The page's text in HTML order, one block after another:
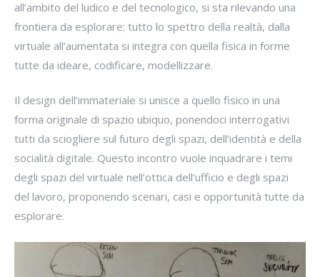
all’ambito del ludico e del tecnologico, si sta rilevando una
frontiera da esplorare: tutto lo spettro della realtà, dalla
virtuale all’aumentata si integra con quella fisica in forme
tutte da ideare, codificare, modellizzare.
Il design dell’immateriale si unisce a quello fisico in una
forma originale di spazio ubiquo, ponendoci interrogativi
tutti da sciogliere sul futuro degli spazi, dell’identità e della
socialità digitale. Questo incontro vuole inquadrare i temi
degli spazi del virtuale nell’ottica dell’ufficio e degli spazi
del lavoro, proponendo scenari, casi e opportunità tutte da
esplorare.